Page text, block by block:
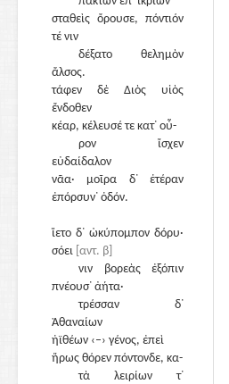
σταθεὶς ὄρουσε, πόντιόν
τέ νιν
δέξατο θελημὸν
ἄλσος.
τάφεν δὲ Διὸς υἱὸς
ἔνδοθεν
κέαρ, κέλευσέ τε κατ᾽ οὖ-
ρον ἴσχεν
εὐδαίδαλον
νᾶα· μοῖρα δ᾽ ἑτέραν
ἐπόρσυν᾽ ὁδόν.
ἵετο δ᾽ ὠκύπομπον δόρυ·
σόει [αντ. β]
νιν βορεὰς ἐξόπιν
πνέουσ᾽ ἀήτα·
τρέσσαν δ᾽
Ἀθαναίων
ἠϊθέων ‹–› γένος, ἐπεὶ
ἥρως θόρεν πόντονδε, κα-
τὰ λειρίων τ᾽